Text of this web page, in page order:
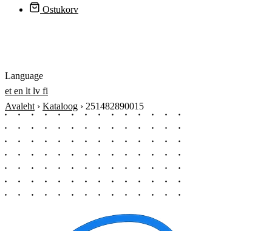
Ostukorv
Language
et en lt lv fi
Avaleht › Kataloog › 251482890015